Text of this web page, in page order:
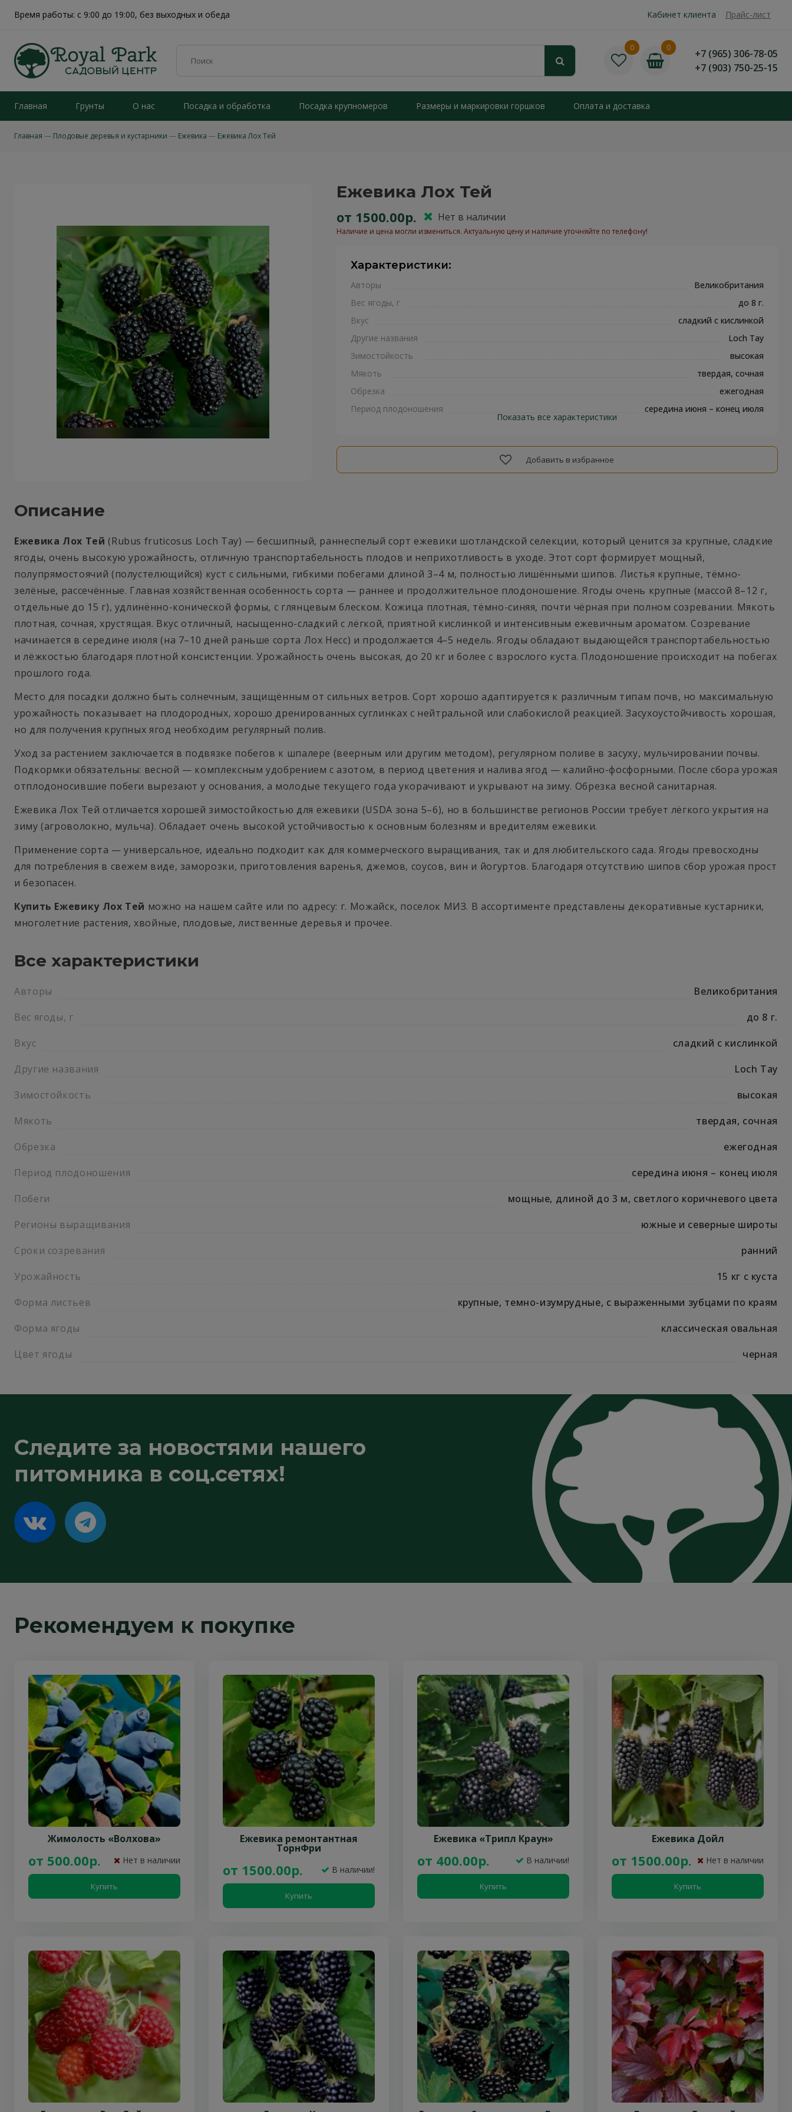
Время работы: с 9:00 до 19:00, без выходных и обеда Кабинет клиента Прайс-лист
0 0
+7 (965) 306-78-05
+7 (903) 750-25-15
Главная Грунты О нас Посадка и обработка Посадка крупномеров Размеры и маркировки горшков Оплата и доставка
Главная Плодовые деревья и кустарники Ежевика Ежевика Лох Тей
Ежевика Лох Тей
от 1500.00р. Нет в наличии
Наличие и цена могли измениться. Актуальную цену и наличие уточняйте по телефону!
Характеристики:
Авторы
Великобритания
Вес ягоды, г
до 8 г.
Вкус
сладкий с кислинкой
Другие названия
Loch Tay
Зимостойкость
высокая
Мякоть
твердая, сочная
Обрезка
ежегодная
Период плодоношения
середина июня – конец июля
Показать все характеристики
Добавить в избранное
Описание
Ежевика Лох Тей (Rubus fruticosus Loch Tay) — бесшипный, раннеспелый сорт ежевики шотландской селекции, который ценится за крупные, сладкие
ягоды, очень высокую урожайность, отличную транспортабельность плодов и неприхотливость в уходе. Этот сорт формирует мощный,
полупрямостоячий (полустелющийся) куст с сильными, гибкими побегами длиной 3–4 м, полностью лишёнными шипов. Листья крупные, тёмно-
зелёные, рассечённые. Главная хозяйственная особенность сорта — раннее и продолжительное плодоношение. Ягоды очень крупные (массой 8–12 г,
отдельные до 15 г), удлинённо-конической формы, с глянцевым блеском. Кожица плотная, тёмно-синяя, почти чёрная при полном созревании. Мякоть
плотная, сочная, хрустящая. Вкус отличный, насыщенно-сладкий с лёгкой, приятной кислинкой и интенсивным ежевичным ароматом. Созревание
начинается в середине июля (на 7–10 дней раньше сорта Лох Несс) и продолжается 4–5 недель. Ягоды обладают выдающейся транспортабельностью
и лёжкостью благодаря плотной консистенции. Урожайность очень высокая, до 20 кг и более с взрослого куста. Плодоношение происходит на побегах
прошлого года.
Место для посадки должно быть солнечным, защищённым от сильных ветров. Сорт хорошо адаптируется к различным типам почв, но максимальную
урожайность показывает на плодородных, хорошо дренированных суглинках с нейтральной или слабокислой реакцией. Засухоустойчивость хорошая,
но для получения крупных ягод необходим регулярный полив.
Уход за растением заключается в подвязке побегов к шпалере (веерным или другим методом), регулярном поливе в засуху, мульчировании почвы.
Подкормки обязательны: весной — комплексным удобрением с азотом, в период цветения и налива ягод — калийно-фосфорными. После сбора урожая
отплодоносившие побеги вырезают у основания, а молодые текущего года укорачивают и укрывают на зиму. Обрезка весной санитарная.
Ежевика Лох Тей отличается хорошей зимостойкостью для ежевики (USDA зона 5–6), но в большинстве регионов России требует лёгкого укрытия на
зиму (агроволокно, мульча). Обладает очень высокой устойчивостью к основным болезням и вредителям ежевики.
Применение сорта — универсальное, идеально подходит как для коммерческого выращивания, так и для любительского сада. Ягоды превосходны
для потребления в свежем виде, заморозки, приготовления варенья, джемов, соусов, вин и йогуртов. Благодаря отсутствию шипов сбор урожая прост
и безопасен.
Купить Ежевику Лох Тей можно на нашем сайте или по адресу: г. Можайск, поселок МИЗ. В ассортименте представлены декоративные кустарники,
многолетние растения, хвойные, плодовые, лиственные деревья и прочее.
Все характеристики
Авторы
Великобритания
Вес ягоды, г
до 8 г.
Вкус
сладкий с кислинкой
Другие названия
Loch Tay
Зимостойкость
высокая
Мякоть
твердая, сочная
Обрезка
ежегодная
Период плодоношения
середина июня – конец июля
Побеги
мощные, длиной до 3 м, светлого коричневого цвета
Регионы выращивания
южные и северные широты
Сроки созревания
ранний
Урожайность
15 кг с куста
Форма листьев
крупные, темно-изумрудные, с выраженными зубцами по краям
Форма ягоды
классическая овальная
Цвет ягоды
черная
Следите за новостями нашего
питомника в соц.сетях!
Рекомендуем к покупке
Жимолость «Волхова»
от 500.00р. Нет в наличии
Купить
Ежевика ремонтантная
ТорнФри
от 1500.00р. В наличии!
Купить
Ежевика «Трипл Краун»
от 400.00р. В наличии!
Купить
Ежевика Дойл
от 1500.00р. Нет в наличии
Купить